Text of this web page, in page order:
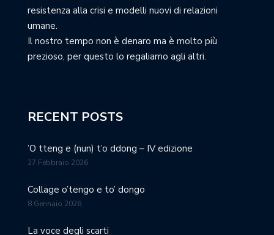
resistenza alla crisi e modelli nuovi di relazioni
umane.
Il nostro tempo non è denaro ma è molto più
prezioso, per questo lo regaliamo agli altri.
RECENT POSTS
’O tteng e (nun) t’o ddong – IV edizione
27 Febbraio 2026
Collage o’tengo e to’ dongo
8 Gennaio 2026
La voce degli scarti